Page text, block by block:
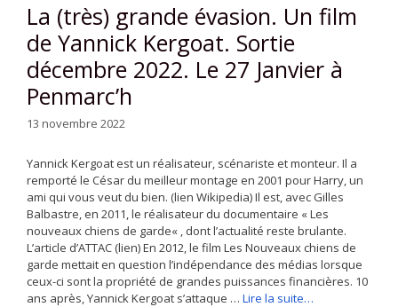
La (très) grande évasion. Un film
de Yannick Kergoat. Sortie
décembre 2022. Le 27 Janvier à
Penmarc’h
13 novembre 2022
Yannick Kergoat est un réalisateur, scénariste et monteur. Il a
remporté le César du meilleur montage en 2001 pour Harry, un
ami qui vous veut du bien. (lien Wikipedia) Il est, avec Gilles
Balbastre, en 2011, le réalisateur du documentaire « Les
nouveaux chiens de garde« , dont l’actualité reste brulante.
L’article d’ATTAC (lien) En 2012, le film Les Nouveaux chiens de
garde mettait en question l’indépendance des médias lorsque
ceux-ci sont la propriété de grandes puissances financières. 10
ans après, Yannick Kergoat s’attaque … Lire la suite…